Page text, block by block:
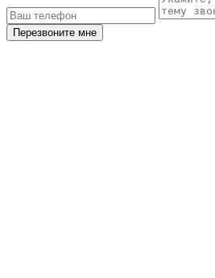
Перезвоните мне